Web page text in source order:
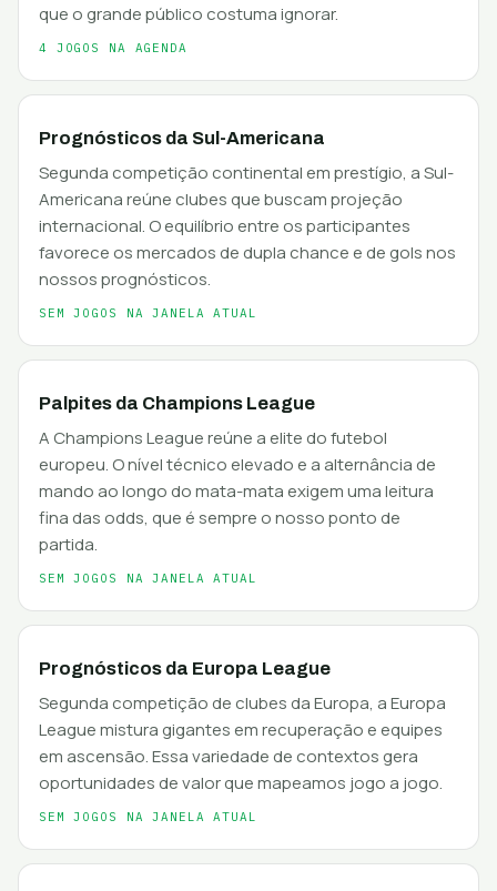
que o grande público costuma ignorar.
4 JOGOS NA AGENDA
Prognósticos da Sul-Americana
Segunda competição continental em prestígio, a Sul-
Americana reúne clubes que buscam projeção
internacional. O equilíbrio entre os participantes
favorece os mercados de dupla chance e de gols nos
nossos prognósticos.
SEM JOGOS NA JANELA ATUAL
Palpites da Champions League
A Champions League reúne a elite do futebol
europeu. O nível técnico elevado e a alternância de
mando ao longo do mata-mata exigem uma leitura
fina das odds, que é sempre o nosso ponto de
partida.
SEM JOGOS NA JANELA ATUAL
Prognósticos da Europa League
Segunda competição de clubes da Europa, a Europa
League mistura gigantes em recuperação e equipes
em ascensão. Essa variedade de contextos gera
oportunidades de valor que mapeamos jogo a jogo.
SEM JOGOS NA JANELA ATUAL